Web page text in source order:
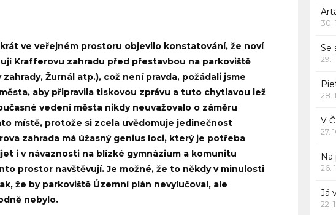
ve veřejném prostoru objevilo konstatování, že noví
Krafferovu zahradu před přestavbou na parkoviště
Žurnál atp.), což není pravda, požádali jsme
aby připravila tiskovou zprávu a tuto chytlavou lež
vedení města nikdy neuvažovalo o záměru
místě, protože si zcela uvědomuje jedinečnost
zahrada má úžasný genius loci, který je potřeba
i v návaznosti na blízké gymnázium a komunitu
prostor navštěvují. Je možné, že to někdy v minulosti
že by parkoviště Územní plán nevylučoval, ale
nebylo.
30.
Se
29.
28.
V
27.
26.
Já
22.